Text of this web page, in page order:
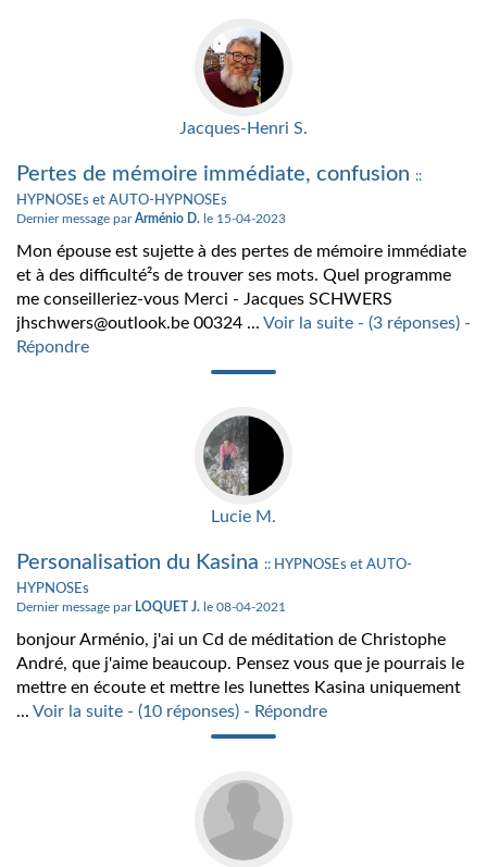
Jacques-Henri S.
Pertes de mémoire immédiate, confusion ::
HYPNOSEs et AUTO-HYPNOSEs
Dernier message parArménio D. le 15-04-2023
Mon épouse est sujette à des pertes de mémoire immédiate
et à des difficulté²s de trouver ses mots. Quel programme
me conseilleriez-vous Merci - Jacques SCHWERS
jhschwers@outlook.be 00324 ... Voir la suite - (3 réponses) -
Répondre
Lucie M.
Personalisation du Kasina :: HYPNOSEs et AUTO-
HYPNOSEs
Dernier message par LOQUET J. le 08-04-2021
bonjour Arménio, j'ai un Cd de méditation de Christophe
André, que j'aime beaucoup. Pensez vous que je pourrais le
mettre en écoute et mettre les lunettes Kasina uniquement
... Voir la suite - (10 réponses) - Répondre